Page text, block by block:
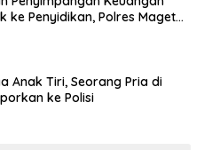
ke Penyidikan, Polres Magetan
Anak Tiri, Seorang Pria di
ke Polisi